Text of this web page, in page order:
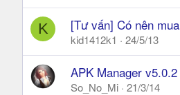
K [Tư vấn] Có nên
kid1412k1 24/5/13
APK Manager
So_No_Mi 21/3/14